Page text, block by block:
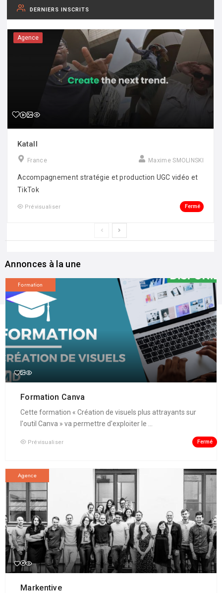
DERNIERS INSCRITS
Agence
Katall
France Maxime SMOLINSKI
Accompagnement stratégie et production UGC vidéo et
TikTok
Prévisualiser Fermé
Annonces à la une
Formation
Formation Canva
Cette formation « Création de visuels plus attrayants sur
l'outil Canva » va permettre d'exploiter le ...
Prévisualiser Fermé
Agence
Markentive